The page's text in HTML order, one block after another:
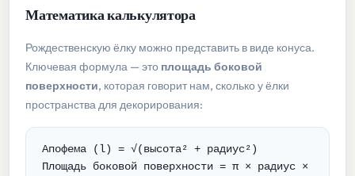
Математика калькулятора
Рождественскую ёлку можно представить в виде конуса.
Ключевая формула — это площадь боковой
поверхности, которая говорит нам, сколько у ёлки
пространства для декорирования:
Апофема (l) = √(высота² + радиус²)
Площадь боковой поверхности = π × радиус ×